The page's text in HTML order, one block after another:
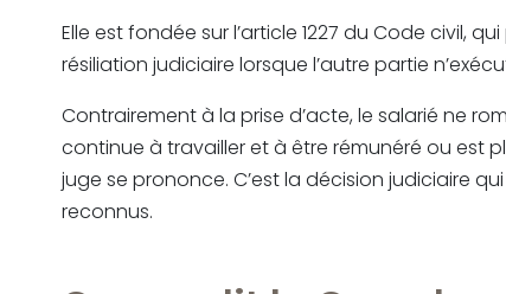
Elle est fondée sur l’article 1227 du Code civil,
résiliation judiciaire lorsque l’autre partie
Contrairement à la prise d’acte, le salarié ne
continue à travailler et à être rémunéré ou est
juge se prononce. C’est la décision judiciaire
reconnus.